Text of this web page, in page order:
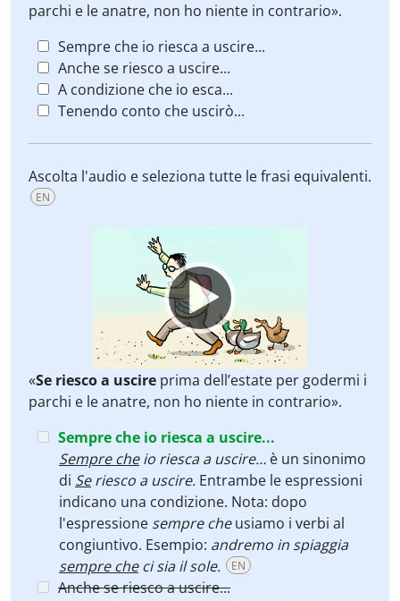
parchi e le anatre, non ho niente in contrario».
Sempre che io riesca a uscire...
Anche se riesco a uscire...
A condizione che io esca...
Tenendo conto che uscirò...
Ascolta l'audio e seleziona tutte le frasi equivalenti.
EN
«Se riesco a uscire prima dell’estate per godermi i
parchi e le anatre, non ho niente in contrario».
Sempre che io riesca a uscire...
Sempre cheio riesca a uscire… è un sinonimo
di Seriesco a uscire. Entrambe le espressioni
indicano una condizione. Nota: dopo
l'espressione sempre cheusiamo i verbi al
congiuntivo. Esempio: andremo in spiaggia
sempre checi sia il sole. EN
Anche se riesco a uscire...